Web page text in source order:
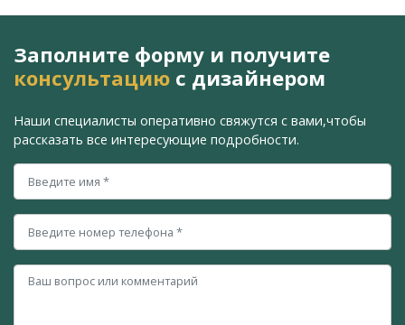
Заполните форму и получите
консультацию с дизайнером
Наши специалисты оперативно свяжутся с вами,чтобы
рассказать все интересующие подробности.